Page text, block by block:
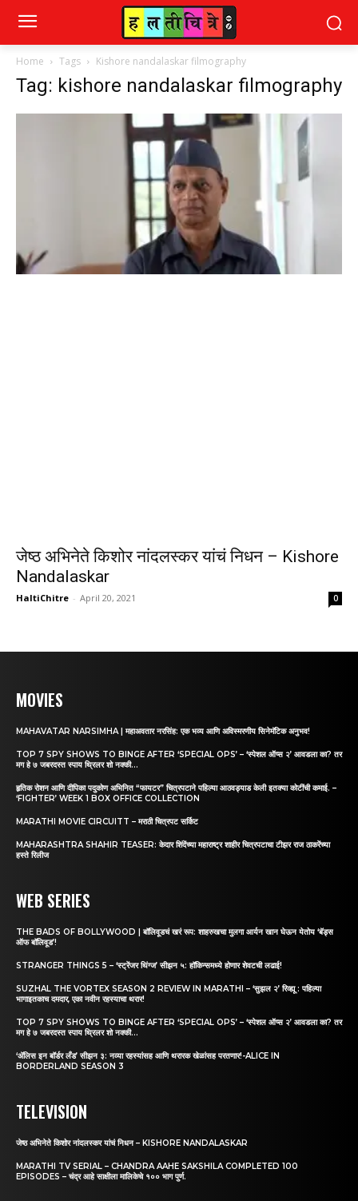
Home Tags Kishore nandalaskar filmography
Tag: kishore nandalaskar filmography
जेष्ठ अभिनेते किशोर नांदलस्कर यांचं निधन – Kishore
Nandalaskar
HaltiChitre - April 20, 2021 0
MOVIES
MAHAVATAR NARSIMHA | महाअवतार नरसिंह: एक भव्य आणि अविस्मरणीय सिनेमॅटिक अनुभव!
TOP 7 SPY SHOWS TO BINGE AFTER ‘SPECIAL OPS’ – ‘स्पेशल ऑप्स २’ आवडला का? तर
मग हे ७ जबरदस्त स्पाय थ्रिलर शो नक्की...
हृतिक रोशन आणि दीपिका पदुकोण अभिनित “फायटर” चित्रपटाने पहिल्या आठवड्याड केली इतक्या कोटींची कमाई. –
‘FIGHTER’ WEEK 1 BOX OFFICE COLLECTION
MARATHI MOVIE CIRCUITT – मराठी चित्रपट सर्किट
MAHARASHTRA SHAHIR TEASER: केदार शिंदेंच्या महाराष्ट्र शाहीर चित्रपटाचा टीझर राज ठाकरेंच्या
हस्ते रिलीज
WEB SERIES
THE BADS OF BOLLYWOOD | बॉलिवूडचं खरं रूप: शाहरुखचा मुलगा आर्यन खान घेऊन येतोय ‘बॅड्स
ऑफ बॉलिवूड’!
STRANGER THINGS 5 – ‘स्ट्रेंजर थिंग्ज’ सीझन ५: हॉकिन्समध्ये होणार शेवटची लढाई!
SUZHAL THE VORTEX SEASON 2 REVIEW IN MARATHI – ‘सुझल २’ रिव्ह्यू : पहिल्या
भागाइतकाच दमदार, एका नवीन रहस्याचा थरार!
TOP 7 SPY SHOWS TO BINGE AFTER ‘SPECIAL OPS’ – ‘स्पेशल ऑप्स २’ आवडला का? तर
मग हे ७ जबरदस्त स्पाय थ्रिलर शो नक्की...
‘अ‍ॅलिस इन बॉर्डर लँड’ सीझन ३: नव्या रहस्यांसह आणि थरारक खेळांसह परतणार!-ALICE IN
BORDERLAND SEASON 3
TELEVISION
जेष्ठ अभिनेते किशोर नांदलस्कर यांचं निधन – KISHORE NANDALASKAR
MARATHI TV SERIAL – CHANDRA AAHE SAKSHILA COMPLETED 100
EPISODES – चंद्र आहे साक्षीला मालिकेचे १०० भाग पुर्ण.